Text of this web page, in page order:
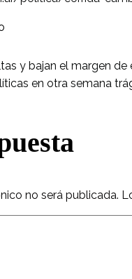
y bajan el margen de
en otra semana
no será publicada.